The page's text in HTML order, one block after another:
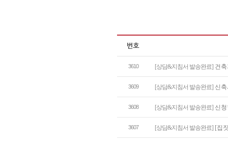
3610 [상담&지침서 발송완료] 건
3609 [상담&지침서 발송완료] 신
3608 [상담&지침서 발송완료] 신
3607 [상담&지침서 발송완료] [집